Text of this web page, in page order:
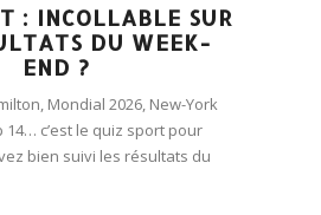
: INCOLLABLE SUR
DU WEEK-
END ?
Mondial 2026, New-York
14… c’est le quiz sport pour
bien suivi les résultats du